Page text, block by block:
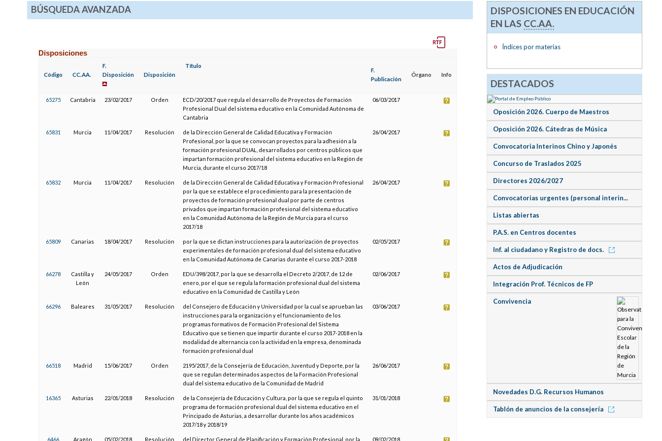
BÚSQUEDA AVANZADA
Disposiciones
Código CC.AA.
F.
Disposición
Disposición
Título
F.
Publicación
Órgano Info
65275 Cantabria 23/02/2017 Orden
ECD/20/2017 que regula el desarrollo de Proyectos de Formación
Profesional Dual del sistema educativo en la Comunidad Autónoma de
Cantabria
06/03/2017
65831 Murcia 11/04/2017 Resolución
de la Dirección General de Calidad Educativa y Formación
Profesional, por la que se convocan proyectos para la adhesión a la
formación profesional DUAL, desarrollados por centros públicos que
impartan formación profesional del sistema educativo en la Región de
Murcia, durante el curso 2017/18
26/04/2017
65832 Murcia 11/04/2017 Resolución
de la Dirección General de Calidad Educativa y Formación Profesional
por la que se establece el procedimiento para la presentación de
proyectos de formación profesional dual por parte de centros
privados que impartan formación profesional del sistema educativo
en la Comunidad Autónoma de la Región de Murcia para el curso
2017/18
26/04/2017
65809 Canarias 18/04/2017 Resolución
por la que se dictan instrucciones para la autorización de proyectos
experimentales de formación profesional dual del sistema educativo
en la Comunidad Autónoma de Canarias durante el curso 2017-2018
02/05/2017
66278
Castilla y
León
24/05/2017 Orden
EDU/398/2017, por la que se desarrolla el Decreto 2/2017, de 12 de
enero, por el que se regula la formación profesional dual del sistema
educativo en la Comunidad de Castilla y León
02/06/2017
66296 Baleares 31/05/2017 Resolución
del Consejero de Educación y Universidad por la cual se aprueban las
instrucciones para la organización y el funcionamiento de los
programas formativos de Formación Profesional del Sistema
Educativo que se tienen que impartir durante el curso 2017-2018 en la
modalidad de alternancia con la actividad en la empresa, denominada
formación profesional dual
03/06/2017
66518 Madrid 15/06/2017 Orden
2195/2017, de la Consejería de Educación, Juventud y Deporte, por la
que se regulan determinados aspectos de la Formación Profesional
dual del sistema educativo de la Comunidad de Madrid
26/06/2017
16365 Asturias 22/01/2018 Resolución
de la Consejería de Educación y Cultura, por la que se regula el quinto
programa de formación profesional dual del sistema educativo en el
Principado de Asturias, a desarrollar durante los años académicos
2017/18 y 2018/19
31/01/2018
6466 Aragón 05/02/2018 Resolución del Director General de Planificación y Formación Profesional, por la 09/02/2018
DISPOSICIONES EN EDUCACIÓN
EN LAS CC.AA.
Índices por materias
DESTACADOS
Oposición 2026. Cuerpo de Maestros
Oposición 2026. Cátedras de Música
Convocatoria Interinos Chino y Japonés
Concurso de Traslados 2025
Directores 2026/2027
Convocatorias urgentes (personal interin...
Listas abiertas
P.A.S. en Centros docentes
Inf. al ciudadano y Registro de docs.
Actos de Adjudicación
Integración Prof. Técnicos de FP
Convivencia
Novedades D.G. Recursos Humanos
Tablón de anuncios de la consejería